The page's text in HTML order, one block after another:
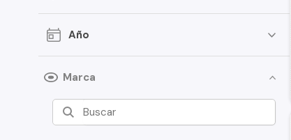
Año
Marca